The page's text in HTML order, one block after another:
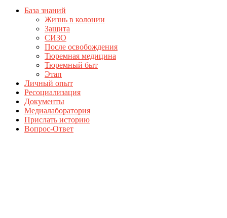
База знаний
Жизнь в колонии
Защита
СИЗО
После освобождения
Тюремная медицина
Тюремный быт
Этап
Личный опыт
Ресоциализация
Документы
Медиалаборатория
Прислать историю
Вопрос-Ответ